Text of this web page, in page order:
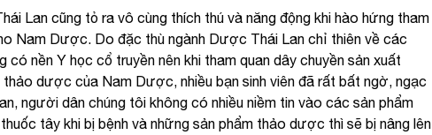
Lan cũng tỏ ra vô cùng thích thú và năng động khi hào hứng tham
Nam Dược. Do đặc thù ngành Dược Thái Lan chỉ thiên về các
nền Y học cổ truyền nên khi tham quan dây chuyền sản xuất
dược của Nam Dược, nhiều bạn sinh viên đã rất bất ngờ, ngạc
người dân chúng tôi không có nhiều niềm tin vào các sản phẩm
tây khi bị bệnh và những sản phẩm thảo dược thì sẽ bị nâng lên